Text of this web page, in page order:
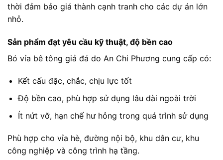
thời đảm bảo giá thành cạnh tranh cho các dự án lớn
nhỏ.
Sản phẩm đạt yêu cầu kỹ thuật, độ bền cao
Bó vỉa bê tông giả đá do An Chi Phương cung cấp có:
Kết cấu đặc, chắc, chịu lực tốt
Độ bền cao, phù hợp sử dụng lâu dài ngoài trời
Ít nứt vỡ, hạn chế hư hỏng trong quá trình sử dụng
Phù hợp cho vỉa hè, đường nội bộ, khu dân cư, khu
công nghiệp và công trình hạ tầng.